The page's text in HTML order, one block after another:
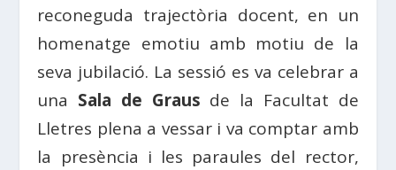
reconeguda trajectòria docent, en un
homenatge emotiu amb motiu de la
seva jubilació. La sessió es va celebrar a
una Sala de Graus de la Facultat de
Lletres plena a vessar i va comptar amb
la presència i les paraules del rector,